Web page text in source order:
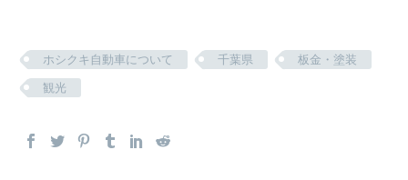
ホシクキ自動車について 千葉県
板金・塗装
観光